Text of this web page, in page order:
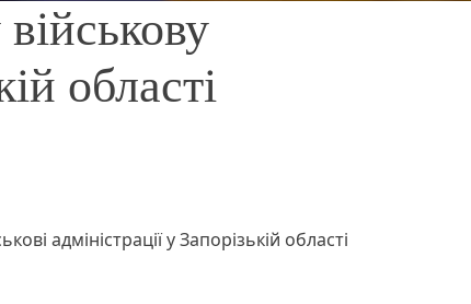
області
адміністрації у Запорізькій області